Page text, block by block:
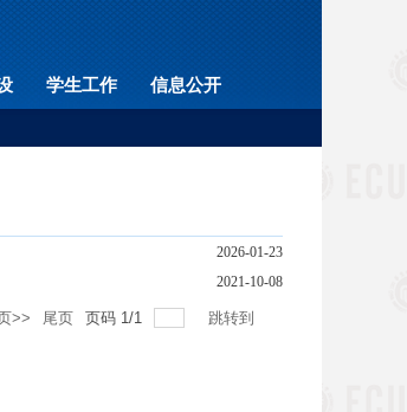
学生工作 信息公开
2026-01-23
2021-10-08
>> 尾页 页码 1/1 跳转到